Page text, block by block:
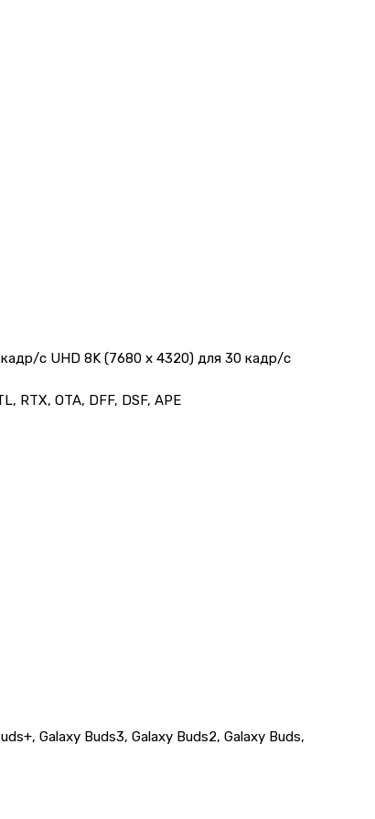
с UHD 8K (7680 x 4320) для 30 кадр/с
RTX, OTA, DFF, DSF, APE
Galaxy Buds3, Galaxy Buds2, Galaxy Buds,